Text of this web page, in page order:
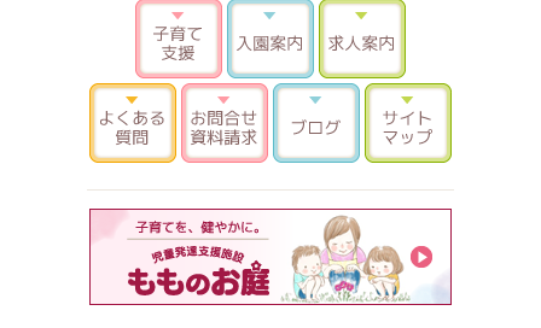
子育て支援入園案内
よくある質問お問合せ 資料請求
ブログ